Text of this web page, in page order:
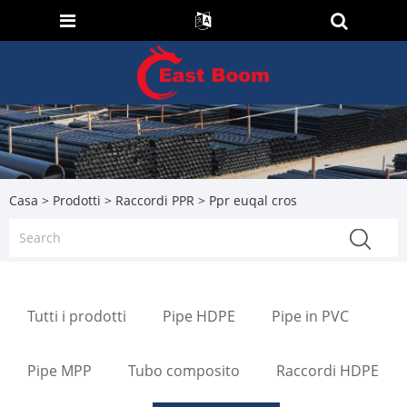
Casa > Prodotti > Raccordi PPR > Ppr euqal cros
Tutti i prodotti Pipe HDPE Pipe in PVC
Pipe MPP Tubo composito Raccordi HDPE